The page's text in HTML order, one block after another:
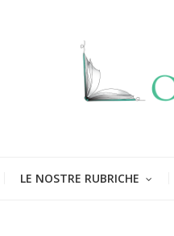
LE NOSTRE RUBRICHE